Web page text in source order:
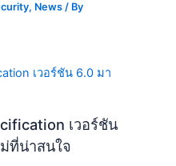
, News / By
เวอร์ชัน
ที่น่าสนใจ